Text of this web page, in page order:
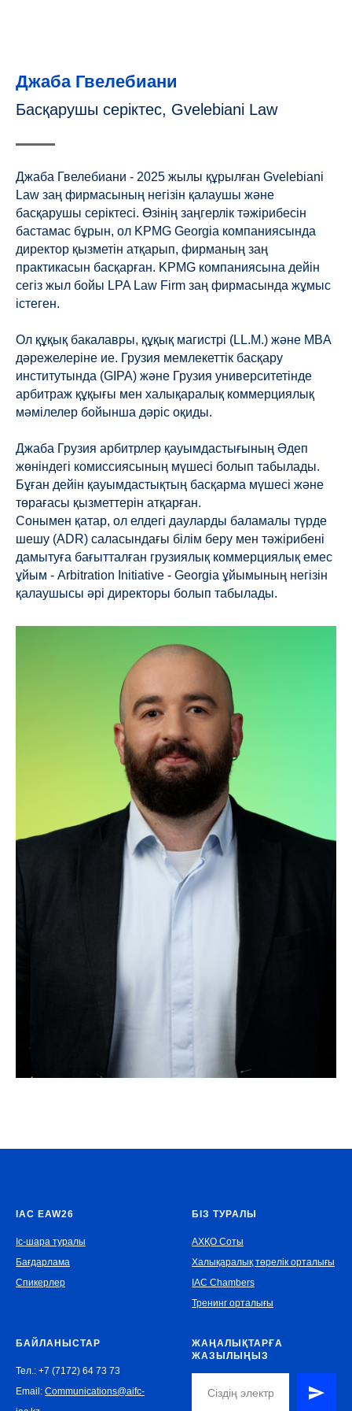
Джаба Гвелебиани
Басқарушы серіктес, Gvelebiani Law
Джаба Гвелебиани - 2025 жылы құрылған Gvelebiani
Law заң фирмасының негізін қалаушы және
басқарушы серіктесі. Өзінің заңгерлік тәжірибесін
бастамас бұрын, ол KPMG Georgia компаниясында
директор қызметін атқарып, фирманың заң
практикасын басқарған. KPMG компаниясына дейін
сегіз жыл бойы LPA Law Firm заң фирмасында жұмыс
істеген.
Ол құқық бакалавры, құқық магистрі (LL.M.) және MBA
дәрежелеріне ие. Грузия мемлекеттік басқару
институтында (GIPA) және Грузия университетінде
арбитраж құқығы мен халықаралық коммерциялық
мәмілелер бойынша дәріс оқиды.
Джаба Грузия арбитрлер қауымдастығының Әдеп
жөніндегі комиссиясының мүшесі болып табылады.
Бұған дейін қауымдастықтың басқарма мүшесі және
төрағасы қызметтерін атқарған.
Сонымен қатар, ол елдегі дауларды баламалы түрде
шешу (ADR) саласындағы білім беру мен тәжірибені
дамытуға бағытталған грузиялық коммерциялық емес
ұйым - Arbitration Initiative - Georgia ұйымының негізін
қалаушысы әрі директоры болып табылады.
IAC EAW26
Іс-шара туралы
Бағдарлама
Спикерлер
БІЗ ТУРАЛЫ
АХҚО Соты
Халықаралық төрелік орталығы
IAC Chambers
Тренинг орталығы
БАЙЛАНЫСТАР
Тел.: +7 (7172) 64 73 73
Email: Communications@aifc-
ЖАҢАЛЫҚТАРҒА
ЖАЗЫЛЫҢЫЗ